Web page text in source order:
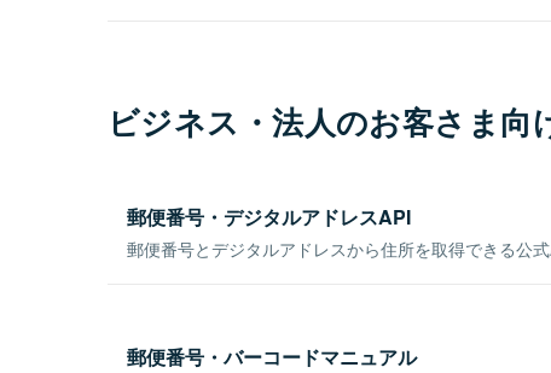
ビジネス・法人のお客さま向
郵便番号・デジタルアドレスAPI
郵便番号とデジタルアドレスから住所を取得できる公式
郵便番号・バーコードマニュアル